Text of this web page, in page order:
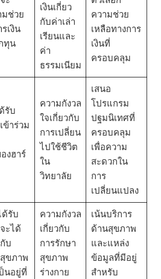
ช่วย
เงิน
ทุน
เงินเกี่ยว
กับค่าเล่า
เรียนและ
ค่า
ธรรมเนียม
ความช่วย
เหลือทางการ
เงินที่
ครอบคลุม
รับ
ข้าร่วม
งฮาร์
ความกังวล
ใจเกี่ยวกับ
การเปลี่ยน
ไปใช้ชีวิต
ใน
วิทยาลัย
เสนอ
โปรแกรม
ปฐมนิเทศที่
ครอบคลุม
เพื่อความ
สะดวกใน
การ
เปลี่ยนแปลง
รับ
ะได้
บ
ขภาพ
นอยู่ที่
ความกังวล
เกี่ยวกับ
การรักษา
สุขภาพ
ร่างกาย
เน้นบริการ
ด้านสุขภาพ
และแหล่ง
ข้อมูลที่มีอยู่
สําหรับ